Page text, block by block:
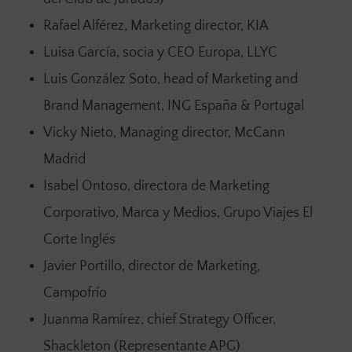
Rafael Alférez, Marketing director, KIA
Luisa García, socia y CEO Europa, LLYC
Luis González Soto, head of Marketing and
Brand Management, ING España & Portugal
Vicky Nieto, Managing director, McCann
Madrid
Isabel Ontoso, directora de Marketing
Corporativo, Marca y Medios, Grupo Viajes El
Corte Inglés
Javier Portillo, director de Marketing,
Campofrío
Juanma Ramírez, chief Strategy Officer,
Shackleton (Representante APG)